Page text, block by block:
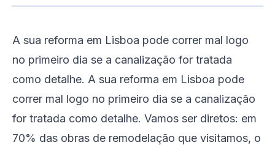
A sua reforma em Lisboa pode correr mal logo
no primeiro dia se a canalização for tratada
como detalhe. A sua reforma em Lisboa pode
correr mal logo no primeiro dia se a canalização
for tratada como detalhe. Vamos ser diretos: em
70% das obras de remodelação que visitamos, o